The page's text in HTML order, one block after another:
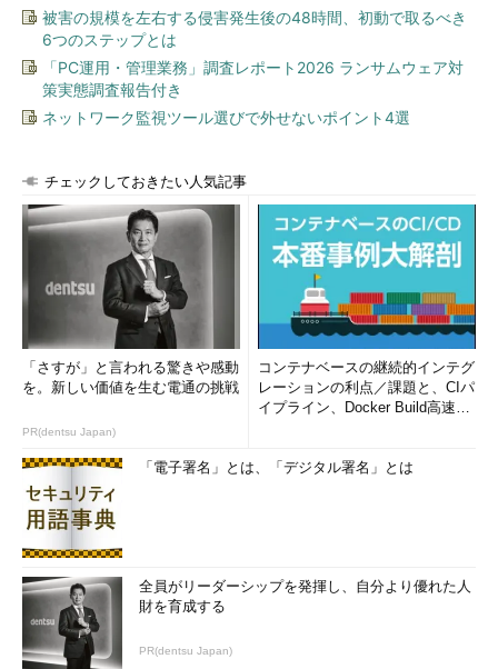
被害の規模を左右する侵害発生後の48時間、初動で取るべき
6つのステップとは
「PC運用・管理業務」調査レポート2026 ランサムウェア対
策実態調査報告付き
ネットワーク監視ツール選びで外せないポイント4選
チェックしておきたい人気記事
「さすが」と言われる驚きや感動
を。新しい価値を生む電通の挑戦
PR(dentsu Japan)
コンテナベースの継続的インテグ
レーションの利点／課題と、CIパ
イプライン、Docker Build高速化
「電子署名」とは、「デジタル署名」とは
全員がリーダーシップを発揮し、自分より優れた人
財を育成する
PR(dentsu Japan)